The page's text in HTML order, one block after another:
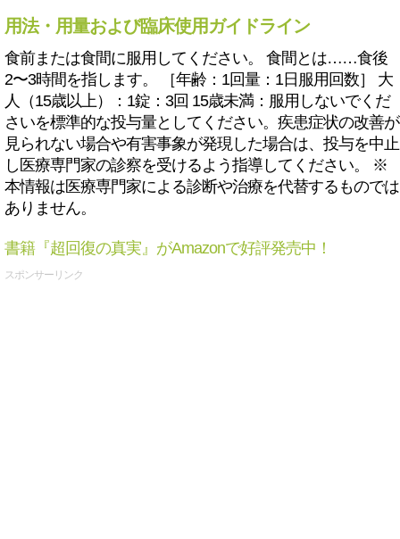
用法・用量および臨床使用ガイドライン
食前または食間に服用してください。 食間とは……食後
2〜3時間を指します。 ［年齢：1回量：1日服用回数］ 大
人（15歳以上）：1錠：3回 15歳未満：服用しないでくだ
さいを標準的な投与量としてください。疾患症状の改善が
見られない場合や有害事象が発現した場合は、投与を中止
し医療専門家の診察を受けるよう指導してください。 ※
本情報は医療専門家による診断や治療を代替するものでは
ありません。
書籍『超回復の真実』がAmazonで好評発売中！
スポンサーリンク